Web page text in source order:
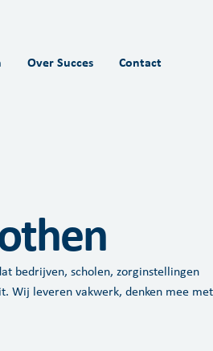
Over Succes Contact
bedrijven, scholen, zorginstellingen
Wij leveren vakwerk, denken mee met